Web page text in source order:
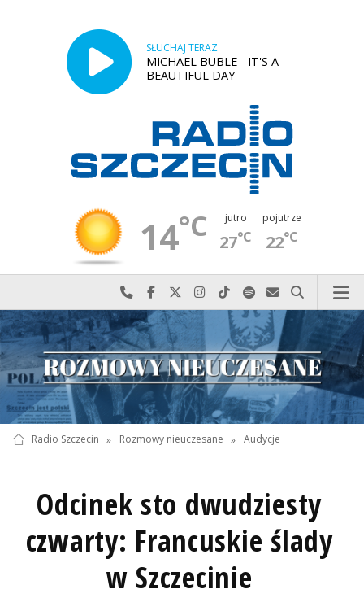
SŁUCHAJ TERAZ
MICHAEL BUBLE - IT'S A
BEAUTIFUL DAY
14°C jutro
27°C
pojutrze
22°C
Najlepiej po prostu do nas zadzwoń
Odwiedź nas na Facebook-u
Odwiedź nas na X
Odwiedź nas na Instagram-ie
Odwiedź nas na TikTok-u
Szukaj nas na Spotify
Wyślij do nas
Szukaj
Radio Szczecin » Rozmowy nieuczesane » Audycje
Odcinek sto dwudziesty
czwarty: Francuskie ślady
w Szczecinie